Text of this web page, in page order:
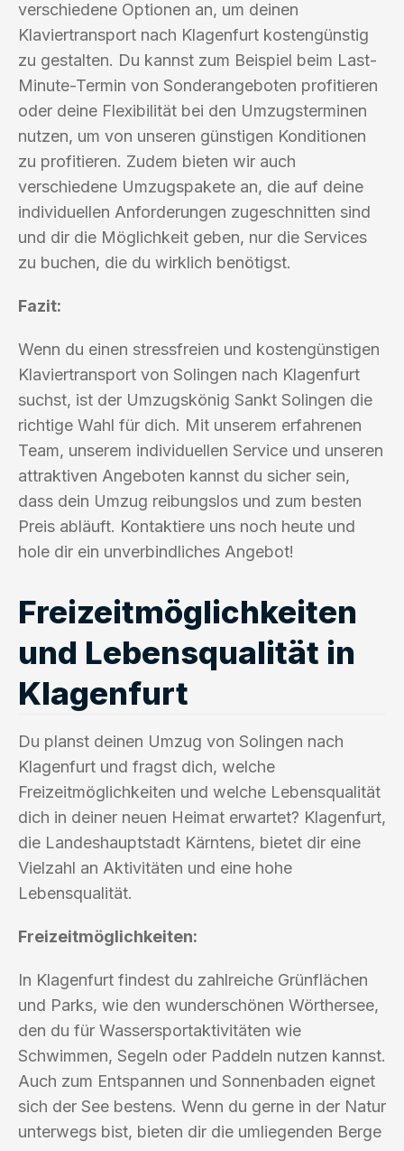
verschiedene Optionen an, um deinen
Klaviertransport nach Klagenfurt kostengünstig
zu gestalten. Du kannst zum Beispiel beim Last-
Minute-Termin von Sonderangeboten profitieren
oder deine Flexibilität bei den Umzugsterminen
nutzen, um von unseren günstigen Konditionen
zu profitieren. Zudem bieten wir auch
verschiedene Umzugspakete an, die auf deine
individuellen Anforderungen zugeschnitten sind
und dir die Möglichkeit geben, nur die Services
zu buchen, die du wirklich benötigst.
Fazit:
Wenn du einen stressfreien und kostengünstigen
Klaviertransport von Solingen nach Klagenfurt
suchst, ist der Umzugskönig Sankt Solingen die
richtige Wahl für dich. Mit unserem erfahrenen
Team, unserem individuellen Service und unseren
attraktiven Angeboten kannst du sicher sein,
dass dein Umzug reibungslos und zum besten
Preis abläuft. Kontaktiere uns noch heute und
hole dir ein unverbindliches Angebot!
Freizeitmöglichkeiten
und Lebensqualität in
Klagenfurt
Du planst deinen Umzug von Solingen nach
Klagenfurt und fragst dich, welche
Freizeitmöglichkeiten und welche Lebensqualität
dich in deiner neuen Heimat erwartet? Klagenfurt,
die Landeshauptstadt Kärntens, bietet dir eine
Vielzahl an Aktivitäten und eine hohe
Lebensqualität.
Freizeitmöglichkeiten:
In Klagenfurt findest du zahlreiche Grünflächen
und Parks, wie den wunderschönen Wörthersee,
den du für Wassersportaktivitäten wie
Schwimmen, Segeln oder Paddeln nutzen kannst.
Auch zum Entspannen und Sonnenbaden eignet
sich der See bestens. Wenn du gerne in der Natur
unterwegs bist, bieten dir die umliegenden Berge